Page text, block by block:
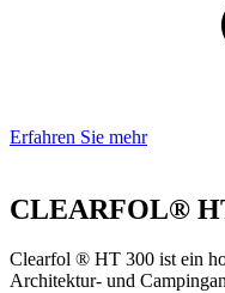
Erfahren Sie mehr
CLEARFOL®
Clearfol ® HT 300 ist ein
Architektur- und